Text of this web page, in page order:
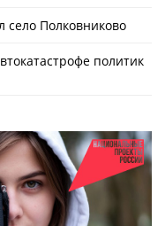
село Полковниково
политик